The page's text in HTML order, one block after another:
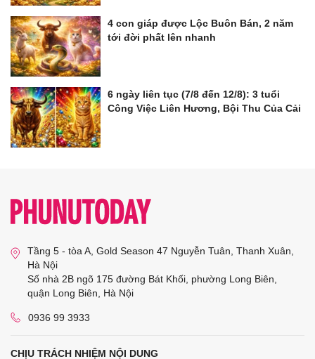
4 con giáp được Lộc Buôn Bán, 2 năm
tới đời phất lên nhanh
6 ngày liên tục (7/8 đến 12/8): 3 tuổi
Công Việc Liên Hương, Bội Thu Của Cải
Tầng 5 - tòa A, Gold Season 47 Nguyễn Tuân, Thanh Xuân,
Hà Nội
Số nhà 2B ngõ 175 đường Bát Khối, phường Long Biên,
quận Long Biên, Hà Nội
0936 99 3933
CHỊU TRÁCH NHIỆM NỘI DUNG